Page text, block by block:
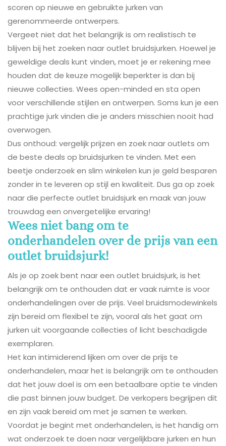
scoren op nieuwe en gebruikte jurken van
gerenommeerde ontwerpers.
Vergeet niet dat het belangrijk is om realistisch te
blijven bij het zoeken naar outlet bruidsjurken. Hoewel je
geweldige deals kunt vinden, moet je er rekening mee
houden dat de keuze mogelijk beperkter is dan bij
nieuwe collecties. Wees open-minded en sta open
voor verschillende stijlen en ontwerpen. Soms kun je een
prachtige jurk vinden die je anders misschien nooit had
overwogen.
Dus onthoud: vergelijk prijzen en zoek naar outlets om
de beste deals op bruidsjurken te vinden. Met een
beetje onderzoek en slim winkelen kun je geld besparen
zonder in te leveren op stijl en kwaliteit. Dus ga op zoek
naar die perfecte outlet bruidsjurk en maak van jouw
trouwdag een onvergetelijke ervaring!
Wees niet bang om te
onderhandelen over de prijs van een
outlet bruidsjurk!
Als je op zoek bent naar een outlet bruidsjurk, is het
belangrijk om te onthouden dat er vaak ruimte is voor
onderhandelingen over de prijs. Veel bruidsmodewinkels
zijn bereid om flexibel te zijn, vooral als het gaat om
jurken uit voorgaande collecties of licht beschadigde
exemplaren.
Het kan intimiderend lijken om over de prijs te
onderhandelen, maar het is belangrijk om te onthouden
dat het jouw doel is om een betaalbare optie te vinden
die past binnen jouw budget. De verkopers begrijpen dit
en zijn vaak bereid om met je samen te werken.
Voordat je begint met onderhandelen, is het handig om
wat onderzoek te doen naar vergelijkbare jurken en hun